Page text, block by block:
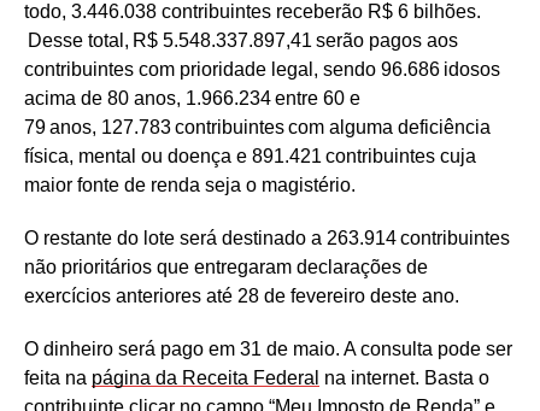
todo, 3.446.038 contribuintes receberão R$ 6 bilhões.
Desse total, R$ 5.548.337.897,41 serão pagos aos
contribuintes com prioridade legal, sendo 96.686 idosos
acima de 80 anos, 1.966.234 entre 60 e
79 anos, 127.783 contribuintes com alguma deficiência
física, mental ou doença e 891.421 contribuintes cuja
maior fonte de renda seja o magistério.
O restante do lote será destinado a 263.914 contribuintes
não prioritários que entregaram declarações de
exercícios anteriores até 28 de fevereiro deste ano.
O dinheiro será pago em 31 de maio. A consulta pode ser
feita na página da Receita Federal na internet. Basta o